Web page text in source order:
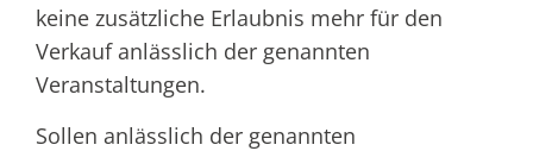
keine zusätzliche Erlaubnis mehr für den
Verkauf anlässlich der genannten
Veranstaltungen.
Sollen anlässlich der genannten